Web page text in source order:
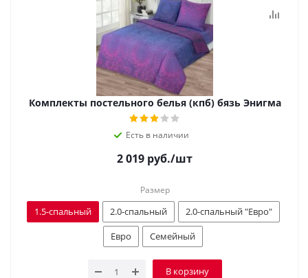
Комплекты постельного белья (кпб) бязь Энигма
Есть в наличии
2 019 руб./шт
Размер
1.5-спальный 2.0-спальный
2.0-спальный "Евро"
Евро
Семейный
В корзину